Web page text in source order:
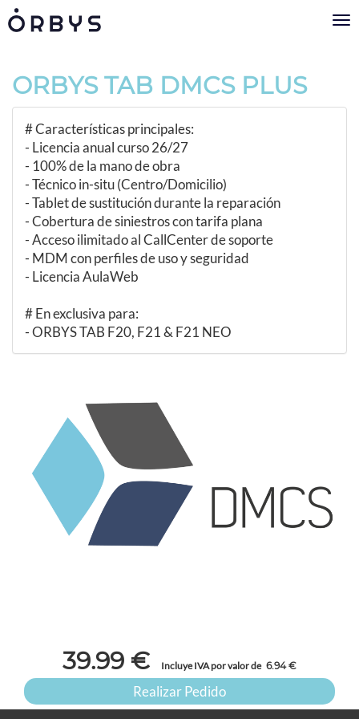
ORBYS TAB DMCS PLUS
# Características principales:
- Licencia anual curso 26/27
- 100% de la mano de obra
- Técnico in-situ (Centro/Domicilio)
- Tablet de sustitución durante la reparación
- Cobertura de siniestros con tarifa plana
- Acceso ilimitado al CallCenter de soporte
- MDM con perfiles de uso y seguridad
- Licencia AulaWeb
# En exclusiva para:
- ORBYS TAB F20, F21 & F21 NEO
39.99 € Incluye IVA por valor de 6.94€